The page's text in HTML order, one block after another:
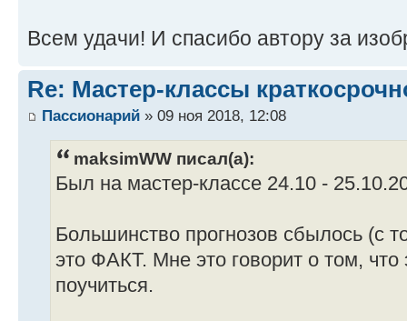
Всем удачи! И спасибо автору за
Re: Мастер-классы
Пассионарий » 09 ноя 2018, 12:08
maksimWW писал(а):
Был на мастер-классе 24.10 -
Большинство прогнозов сбылось (с
это ФАКТ. Мне это говорит о том, что
поучиться.